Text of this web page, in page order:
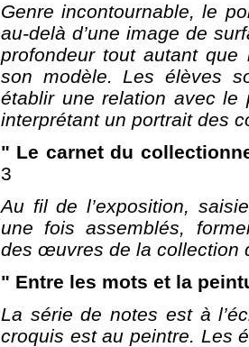
Genre incontournable, le
au-delà d’une image de
profondeur tout autant
son modèle. Les élèves
établir une relation avec le
interprétant un portrait des
" Le carnet du
3
Au fil de l’exposition,
une fois assemblés,
des œuvres de la collection
" Entre les mots et la
La série de notes est à
croquis est au peintre. Les